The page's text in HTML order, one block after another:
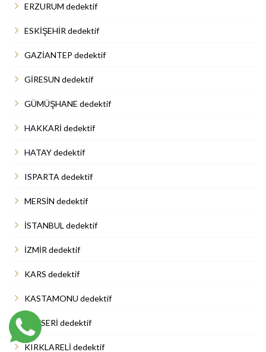
ERZURUM dedektif
ESKİŞEHİR dedektif
GAZİANTEP dedektif
GİRESUN dedektif
GÜMÜŞHANE dedektif
HAKKARİ dedektif
HATAY dedektif
ISPARTA dedektif
MERSİN dedektif
İSTANBUL dedektif
İZMİR dedektif
KARS dedektif
KASTAMONU dedektif
KAYSERİ dedektif
KIRKLARELİ dedektif